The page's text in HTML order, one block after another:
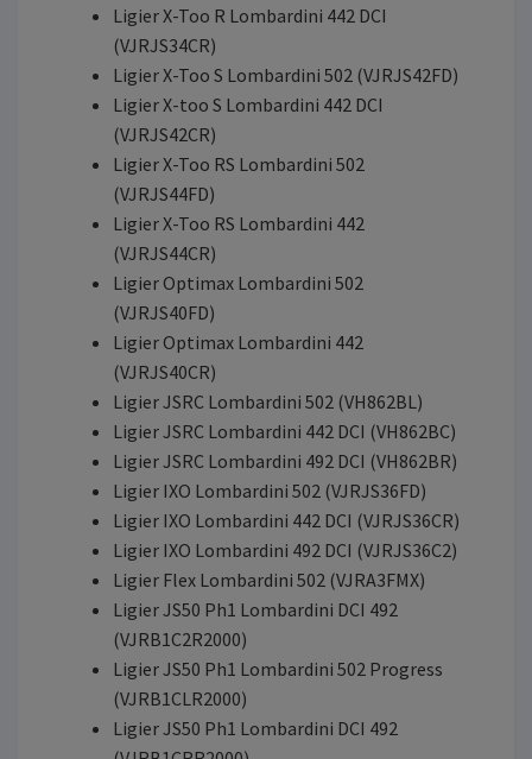
Ligier X-Too R Lombardini 442 DCI
(VJRJS34CR)
Ligier X-Too S Lombardini 502 (VJRJS42FD)
Ligier X-too S Lombardini 442 DCI
(VJRJS42CR)
Ligier X-Too RS Lombardini 502
(VJRJS44FD)
Ligier X-Too RS Lombardini 442
(VJRJS44CR)
Ligier Optimax Lombardini 502
(VJRJS40FD)
Ligier Optimax Lombardini 442
(VJRJS40CR)
Ligier JSRC Lombardini 502 (VH862BL)
Ligier JSRC Lombardini 442 DCI (VH862BC)
Ligier JSRC Lombardini 492 DCI (VH862BR)
Ligier IXO Lombardini 502 (VJRJS36FD)
Ligier IXO Lombardini 442 DCI (VJRJS36CR)
Ligier IXO Lombardini 492 DCI (VJRJS36C2)
Ligier Flex Lombardini 502 (VJRA3FMX)
Ligier JS50 Ph1 Lombardini DCI 492
(VJRB1C2R2000)
Ligier JS50 Ph1 Lombardini 502 Progress
(VJRB1CLR2000)
Ligier JS50 Ph1 Lombardini DCI 492